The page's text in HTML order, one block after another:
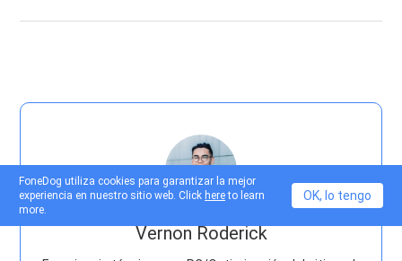
Vernon Roderick
FoneDog utiliza cookies para garantizar la mejor
experiencia en nuestro sitio web. Click hereto learn
more.
OK, lo tengo